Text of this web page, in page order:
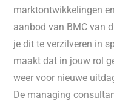
marktontwikkelingen
aanbod van BMC van
je dit te verzilveren in
maakt dat in jouw rol
weer voor nieuwe
De managing